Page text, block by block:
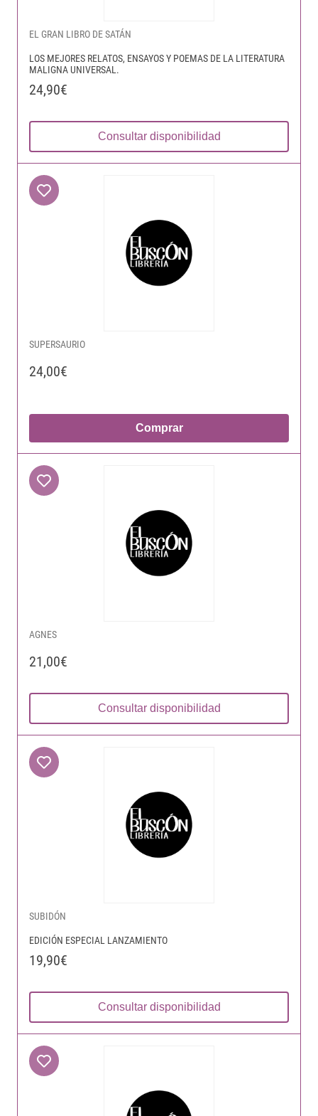
EL GRAN LIBRO DE SATÁN
LOS MEJORES RELATOS, ENSAYOS Y POEMAS DE LA LITERATURA
MALIGNA UNIVERSAL.
24,90€
Consultar disponibilidad
SUPERSAURIO
24,00€
Comprar
AGNES
21,00€
Consultar disponibilidad
SUBIDÓN
EDICIÓN ESPECIAL LANZAMIENTO
19,90€
Consultar disponibilidad